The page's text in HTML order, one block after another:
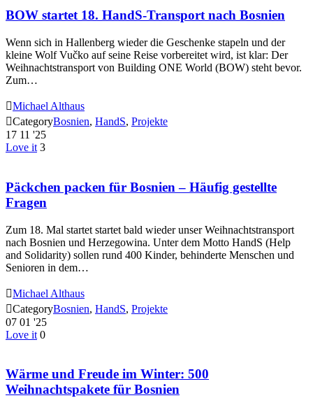
BOW startet 18. HandS-Transport nach Bosnien
Wenn sich in Hallenberg wieder die Geschenke stapeln und der
kleine Wolf Vučko auf seine Reise vorbereitet wird, ist klar: Der
Weihnachtstransport von Building ONE World (BOW) steht bevor.
Zum…
Michael Althaus
CategoryBosnien, HandS, Projekte
17 11 '25
Love it 3
Päckchen packen für Bosnien – Häufig gestellte
Fragen
Zum 18. Mal startet startet bald wieder unser Weihnachtstransport
nach Bosnien und Herzegowina. Unter dem Motto HandS (Help
and Solidarity) sollen rund 400 Kinder, behinderte Menschen und
Senioren in dem…
Michael Althaus
CategoryBosnien, HandS, Projekte
07 01 '25
Love it 0
Wärme und Freude im Winter: 500
Weihnachtspakete für Bosnien